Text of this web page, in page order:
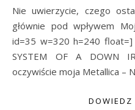
Nie uwierzycie, czego ostatnio słucham 🙂 Oczywiście
głównie pod wpływem
id=35 w=320 h=240 float=]
SYSTEM OF A DOWN
oczywiście moja Metallica –
DOWIEDZ